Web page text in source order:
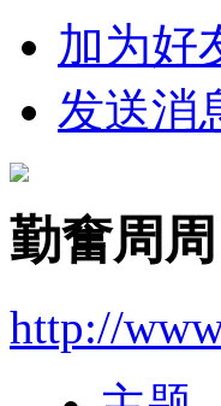
加为好
发送消
勤奮周周
http://